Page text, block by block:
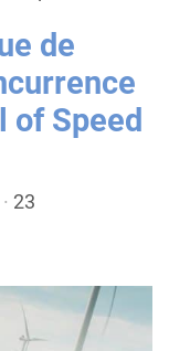
de
of Speed
· 23